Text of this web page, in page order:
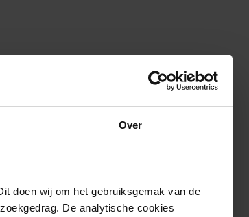
Over
doen wij om het gebruiksgemak van de
De analytische cookies